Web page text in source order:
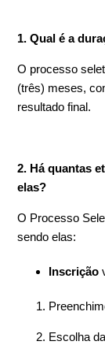
1. Qual é a
O processo
(três) meses,
resultado final.
2. Há quantas
elas?
O Processo
sendo elas:
Inscrição
Escolha